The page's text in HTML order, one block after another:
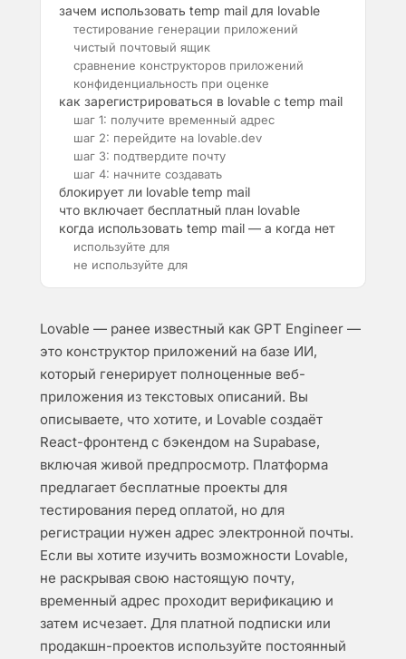
зачем использовать temp mail для lovable
тестирование генерации приложений
чистый почтовый ящик
сравнение конструкторов приложений
конфиденциальность при оценке
как зарегистрироваться в lovable с temp mail
шаг 1: получите временный адрес
шаг 2: перейдите на lovable.dev
шаг 3: подтвердите почту
шаг 4: начните создавать
блокирует ли lovable temp mail
что включает бесплатный план lovable
когда использовать temp mail — а когда нет
используйте для
не используйте для
Lovable — ранее известный как GPT Engineer —
это конструктор приложений на базе ИИ,
который генерирует полноценные веб-
приложения из текстовых описаний. Вы
описываете, что хотите, и Lovable создаёт
React-фронтенд с бэкендом на Supabase,
включая живой предпросмотр. Платформа
предлагает бесплатные проекты для
тестирования перед оплатой, но для
регистрации нужен адрес электронной почты.
Если вы хотите изучить возможности Lovable,
не раскрывая свою настоящую почту,
временный адрес проходит верификацию и
затем исчезает. Для платной подписки или
продакшн-проектов используйте постоянный